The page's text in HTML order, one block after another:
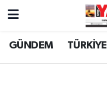
GÜNDEM TÜRKİYE